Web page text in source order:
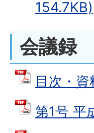
154.7KB)
会議録
目次・
第1号 平